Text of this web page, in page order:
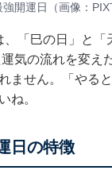
開運日（画像：
、「巳の日」と
気の流れを変え
ません。「やる
ね。
日の特徴